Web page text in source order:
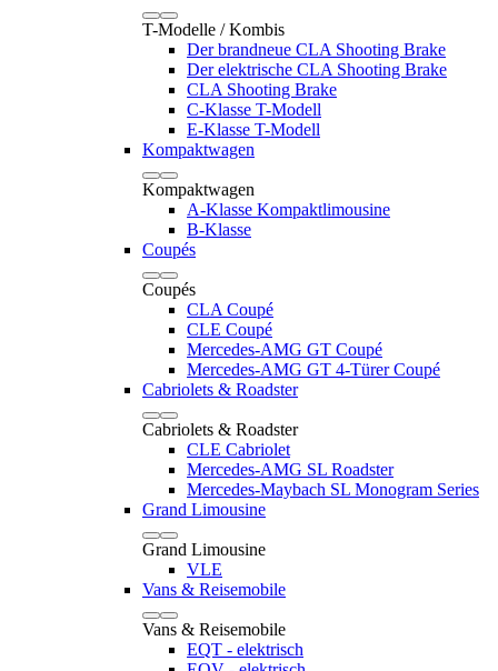
T-Modelle / Kombis
Der brandneue CLA Shooting Brake
Der elektrische CLA Shooting Brake
CLA Shooting Brake
C-Klasse T-Modell
E-Klasse T-Modell
Kompaktwagen
Kompaktwagen
A-Klasse Kompaktlimousine
B-Klasse
Coupés
Coupés
CLA Coupé
CLE Coupé
Mercedes-AMG GT Coupé
Mercedes-AMG GT 4-Türer Coupé
Cabriolets & Roadster
Cabriolets & Roadster
CLE Cabriolet
Mercedes-AMG SL Roadster
Mercedes-Maybach SL Monogram Series
Grand Limousine
Grand Limousine
VLE
Vans & Reisemobile
Vans & Reisemobile
EQT - elektrisch